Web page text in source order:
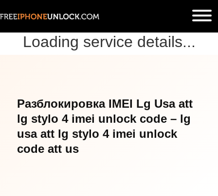
Loading service details...
Разблокировка IMEI Lg Usa att
lg stylo 4 imei unlock code – lg
usa att lg stylo 4 imei unlock
code att us